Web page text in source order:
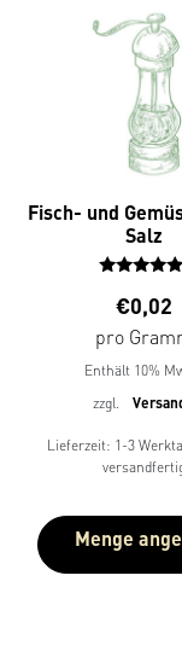
Fisch- und
Salz
Bewertet
mit
5.00
von 5
€0,02
pro
Enthält 10%
zzgl.
Lieferzeit: 1-3
Menge